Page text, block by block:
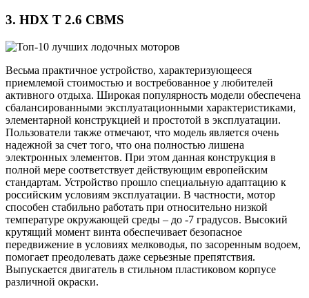
3. HDX T 2.6 CBMS
Весьма практичное устройство, характеризующееся
приемлемой стоимостью и востребованное у любителей
активного отдыха. Широкая популярность модели обеспечена
сбалансированными эксплуатационными характеристиками,
элементарной конструкцией и простотой в эксплуатации.
Пользователи также отмечают, что модель является очень
надежной за счет того, что она полностью лишена
электронных элементов. При этом данная конструкция в
полной мере соответствует действующим европейским
стандартам. Устройство прошло специальную адаптацию к
российским условиям эксплуатации. В частности, мотор
способен стабильно работать при относительно низкой
температуре окружающей среды – до -7 градусов. Высокий
крутящий момент винта обеспечивает безопасное
передвижение в условиях мелководья, по засоренным водоем,
помогает преодолевать даже серьезные препятствия.
Выпускается двигатель в стильном пластиковом корпусе
различной окраски.